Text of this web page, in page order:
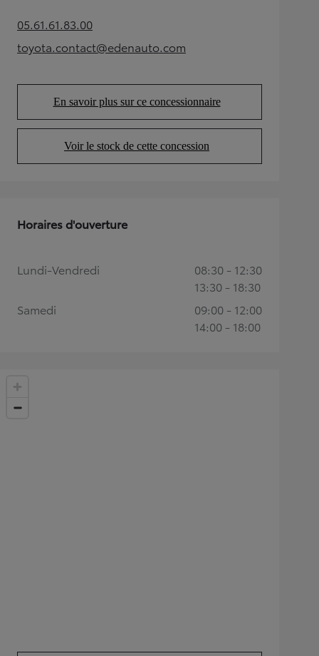
05.61.61.83.00(Opens in new tab)
toyota.contact@edenauto.com
(Opens in new tab)
En savoir plus sur ce concessionnaire
(Opens in new tab)
Voir le stock de cette concession
(Opens in new tab)
Horaires d'ouverture
Lundi-Vendredi
08:30 - 12:30
13:30 - 18:30
Samedi
09:00 - 12:00
14:00 - 18:00